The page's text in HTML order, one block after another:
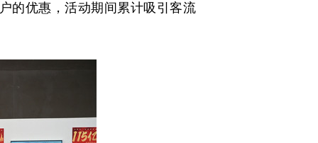
优惠，活动期间累计吸引客流